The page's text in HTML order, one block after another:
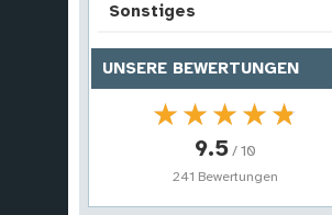
Sonstiges
UNSERE BEWERTUNGEN
★★★★★
★★★★★
9.5/ 10
241 Bewertungen